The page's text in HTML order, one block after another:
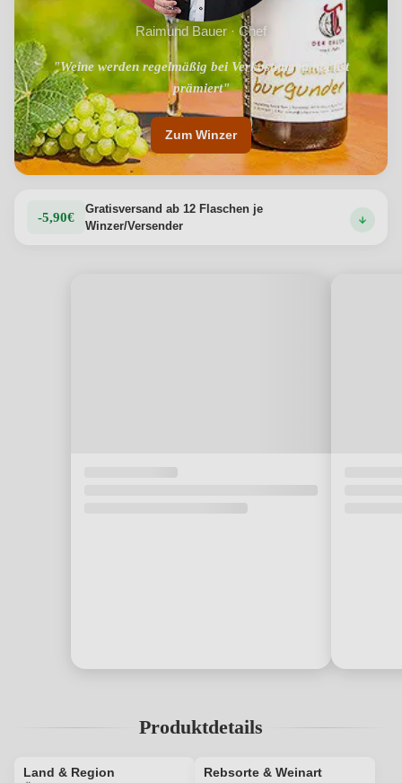
Raimund Bauer · Chef
"Weine werden regelmäßig bei Verkostungen höchst
prämiert"
"Symbiose aus Tradition und Moderne"
Zum Winzer
-5,90€
Gratisversand ab 12 Flaschen je
Winzer/Versender
Produktdetails
Land & Region
Rebsorte & Weinart